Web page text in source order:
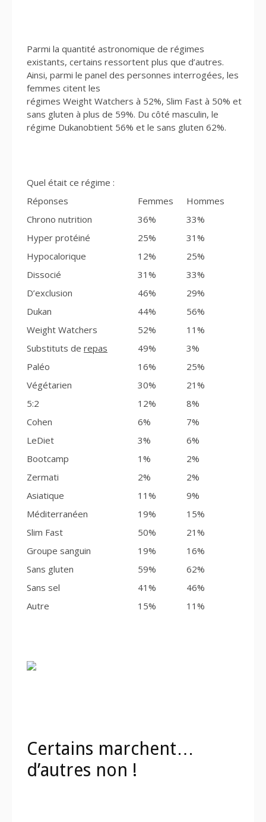
Parmi la quantité astronomique de régimes
existants, certains ressortent plus que d’autres.
Ainsi, parmi le panel des personnes interrogées, les
femmes citent les
régimes Weight Watchers à 52%, Slim Fast à 50% et
sans gluten à plus de 59%. Du côté masculin, le
régime Dukanobtient 56% et le sans gluten 62%.
Quel était ce régime :
Réponses
Femmes
Hommes
Chrono nutrition
36%
33%
Hyper protéiné
25%
31%
Hypocalorique
12%
25%
Dissocié
31%
33%
D’exclusion
46%
29%
Dukan
44%
56%
Weight Watchers
52%
11%
Substituts de repas 49%
3%
Paléo
16%
25%
Végétarien
30%
21%
5:2
12%
8%
Cohen
6%
7%
LeDiet
3%
6%
Bootcamp
1%
2%
Zermati
2%
2%
Asiatique
11%
9%
Méditerranéen
19%
15%
Slim Fast
50%
21%
Groupe sanguin
19%
16%
Sans gluten
59%
62%
Sans sel
41%
46%
Autre
15% 11%
Certains marchent…
d’autres non !